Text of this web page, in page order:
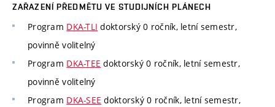
ZAŘAZENÍ PŘEDMĚTU VE STUDIJNÍCH PLÁNECH
Program DKA-TLI doktorský 0 ročník, letní semestr,
povinně volitelný
Program DKA-TEE doktorský 0 ročník, letní semestr,
povinně volitelný
Program DKA-SEE doktorský 0 ročník, letní semestr,